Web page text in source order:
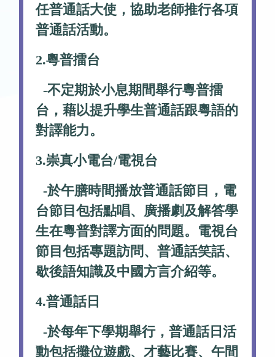
任普通話大使，協助老師推行各項
普通話活動。
2.粵普擂台
-不定期於小息期間舉行粵普擂
台，藉以提升學生普通話跟粵語的
對譯能力。
3.崇真小電台/電視台
-於午膳時間播放普通話節目，電
台節目包括點唱、廣播劇及解答學
生在粵普對譯方面的問題。電視台
節目包括專題訪問、普通話笑話、
歇後語知識及中國方言介紹等。
4.普通話日
-於每年下學期舉行，普通話日活
動包括攤位遊戲、才藝比賽、午間